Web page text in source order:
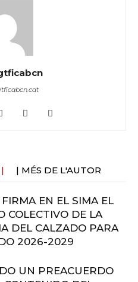
| MÉS DE L'AUTOR
EN EL SIMA EL
COLECTIVO DE LA
DEL CALZADO PARA
2026-2029
UN PREACUERDO